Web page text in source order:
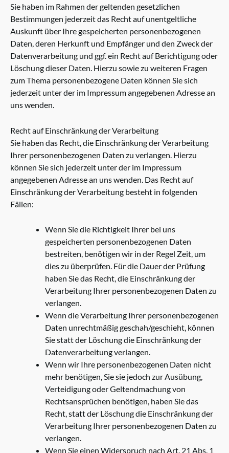
Sie haben im Rahmen der geltenden gesetzlichen
Bestimmungen jederzeit das Recht auf unentgeltliche
Auskunft über Ihre gespeicherten personenbezogenen
Daten, deren Herkunft und Empfänger und den Zweck der
Datenverarbeitung und ggf. ein Recht auf Berichtigung oder
Löschung dieser Daten. Hierzu sowie zu weiteren Fragen
zum Thema personenbezogene Daten können Sie sich
jederzeit unter der im Impressum angegebenen Adresse an
uns wenden.
Recht auf Einschränkung der Verarbeitung
Sie haben das Recht, die Einschränkung der Verarbeitung
Ihrer personenbezogenen Daten zu verlangen. Hierzu
können Sie sich jederzeit unter der im Impressum
angegebenen Adresse an uns wenden. Das Recht auf
Einschränkung der Verarbeitung besteht in folgenden
Fällen:
Wenn Sie die Richtigkeit Ihrer bei uns
gespeicherten personenbezogenen Daten
bestreiten, benötigen wir in der Regel Zeit, um
dies zu überprüfen. Für die Dauer der Prüfung
haben Sie das Recht, die Einschränkung der
Verarbeitung Ihrer personenbezogenen Daten zu
verlangen.
Wenn die Verarbeitung Ihrer personenbezogenen
Daten unrechtmäßig geschah/geschieht, können
Sie statt der Löschung die Einschränkung der
Datenverarbeitung verlangen.
Wenn wir Ihre personenbezogenen Daten nicht
mehr benötigen, Sie sie jedoch zur Ausübung,
Verteidigung oder Geltendmachung von
Rechtsansprüchen benötigen, haben Sie das
Recht, statt der Löschung die Einschränkung der
Verarbeitung Ihrer personenbezogenen Daten zu
verlangen.
Wenn Sie einen Widerspruch nach Art. 21 Abs. 1